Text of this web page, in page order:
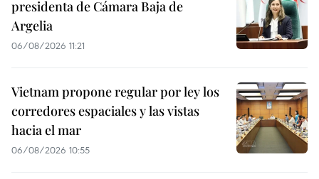
presidenta de Cámara Baja de
Argelia
06/08/2026 11:21
Vietnam propone regular por ley los
corredores espaciales y las vistas
hacia el mar
06/08/2026 10:55